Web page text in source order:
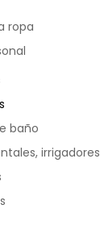
ropa
baño
irrigadores